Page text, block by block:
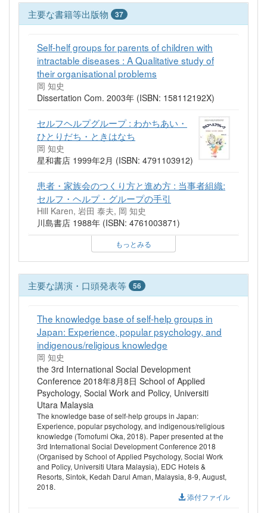
主要な書籍等出版物 37
Self-helf groups for parents of children with
intractable diseases : A Qualitative study of
their organisational problems
岡 知史
Dissertation Com. 2003年 (ISBN: 158112192X)
セルフヘルプグループ : わかちあい・
ひとりだち・ときはなち
岡 知史
星和書店 1999年2月 (ISBN: 4791103912)
患者・家族会のつくり方と進め方 : 当事者組織:
セルフ・ヘルプ・グループの手引
Hill Karen, 岩田 泰夫, 岡 知史
川島書店 1988年 (ISBN: 4761003871)
もっとみる
主要な講演・口頭発表等 56
The knowledge base of self-help groups in
Japan: Experience, popular psychology, and
indigenous/religious knowledge
岡 知史
the 3rd International Social Development
Conference 2018年8月8日 School of Applied
Psychology, Social Work and Policy, Universiti
Utara Malaysia
The knowledge base of self-help groups in Japan:
Experience, popular psychology, and indigenous/religious
knowledge (Tomofumi Oka, 2018). Paper presented at the
3rd International Social Development Conference 2018
(Organised by School of Applied Psychology, Social Work
and Policy, Universiti Utara Malaysia), EDC Hotels &
Resorts, Sintok, Kedah Darul Aman, Malaysia, 8-9, August,
2018.
添付ファイル